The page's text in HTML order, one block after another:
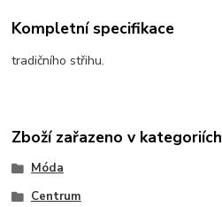
Kompletní specifikace
tradičního střihu.
Zboží zařazeno v kategoriích
Móda
Centrum